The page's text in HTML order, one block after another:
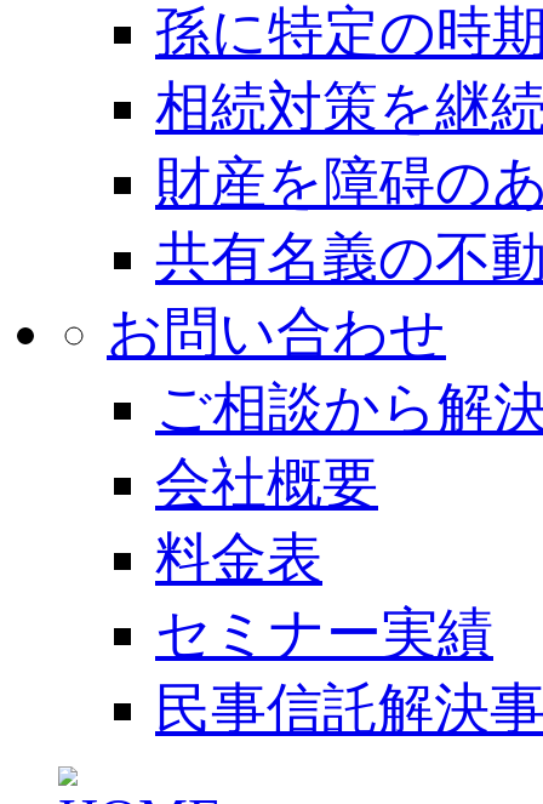
孫に特定の時
相続対策を継
財産を障碍の
共有名義の不
お問い合わせ
ご相談から解
会社概要
料金表
セミナー実績
民事信託解決